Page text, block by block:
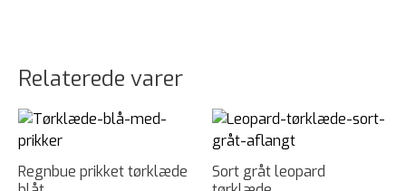
Relaterede varer
Regnbue prikket tørklæde
Sort gråt leopard